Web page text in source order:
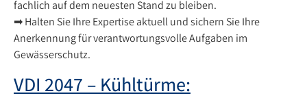
fachlich auf dem neuesten Stand zu bleiben.
➡ Halten Sie Ihre Expertise aktuell und sichern Sie Ihre
Anerkennung für verantwortungsvolle Aufgaben im
Gewässerschutz.
VDI 2047 – Kühltürme: